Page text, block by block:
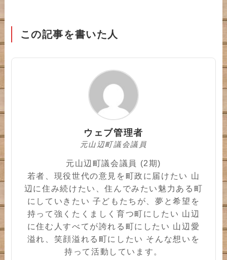
この記事を書いた人
ウェブ管理者
元山辺町議会議員
元山辺町議会議員 (2期)
若者、現役世代の意見を町政に届けたい 山
辺に住み続けたい、住んでみたい魅力ある町
にしていきたい 子どもたちが、夢と希望を
持って強くたくましく育つ町にしたい 山辺
に住む人すべてが誇れる町にしたい 山辺愛
溢れ、笑顔溢れる町にしたい そんな想いを
持って活動しています。